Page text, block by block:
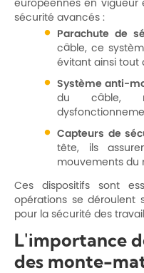
sécurité avancés :
Parachute de
câble, ce
évitant ainsi tout
Système anti-
du câble,
Capteurs de
tête, ils
mouvements du
Ces dispositifs sont
opérations se déroulent
pour la sécurité des
L'importance
des monte-